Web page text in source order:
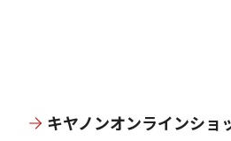
キヤノンオンラインショ